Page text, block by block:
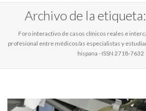
Archivo de la
Foro interactivo de casos clínicos reales e
profesional entre médicos/as especialistas y
hispana - ISSN 2718-7632